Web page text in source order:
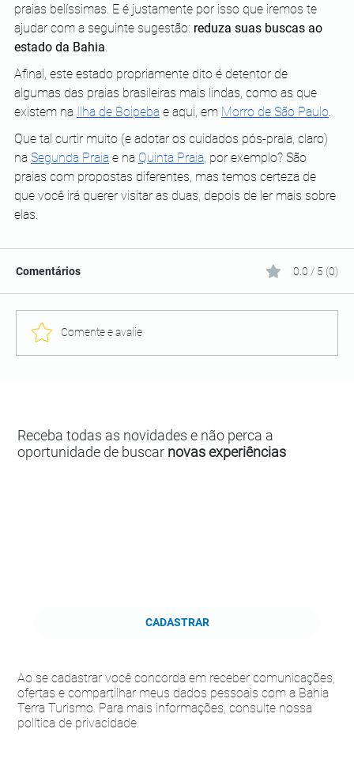
praias belíssimas. E é justamente por isso que iremos te
ajudar com a seguinte sugestão: reduza suas buscas ao
estado da Bahia
Afinal, este estado propriamente dito é detentor de
algumas das praias brasileiras mais lindas, como as que
existem na Ilha de Boipeba e aqui, em Morro de São Paulo
Que tal curtir muito (e adotar os cuidados pós-praia, claro)
na Segunda Praia e na Quinta Praia , por exemplo? São
praias com propostas diferentes, mas temos certeza de
que você irá querer visitar as duas, depois de ler mais sobre
elas.
Comentários 0.0 / 5 (0)
Comente e avalie
Receba todas as novidades e não perca a
oportunidade de buscar novas experiências
CADASTRAR
Ao se cadastrar você concorda em receber comunicações,
ofertas e compartilhar meus dados pessoais com a Bahia
Terra Turismo. Para mais informações, consulte nossa
política de privacidade.